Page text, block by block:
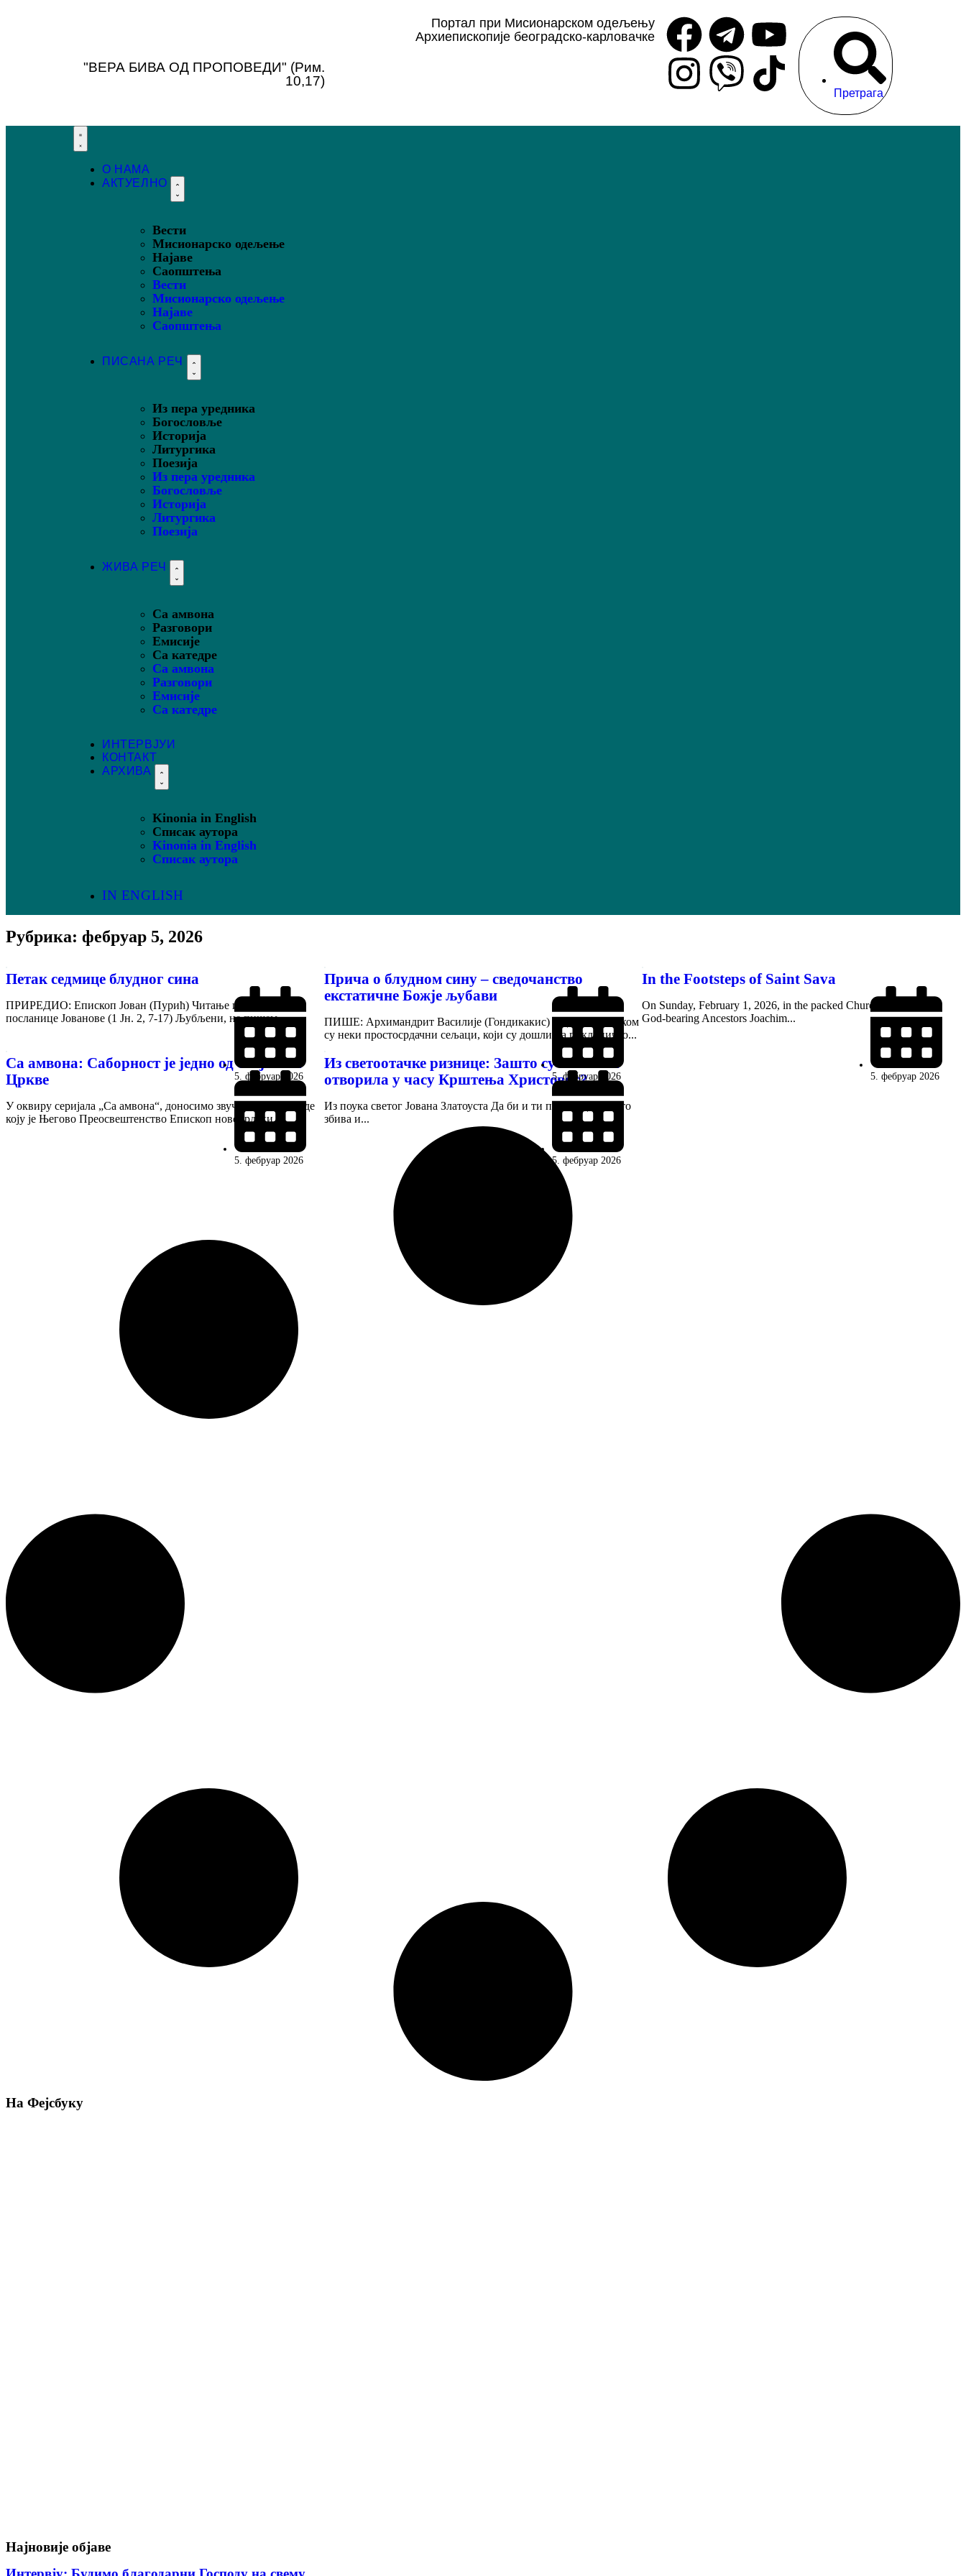
"ВЕРА БИВА ОД ПРОПОВЕДИ" (Рим.
10,17)
Портал при Мисионарском одељењу
Архиепископије београдско-карловачке
Претрага
О НАМА
АКТУЕЛНО
Вести
Мисионарско одељење
Најаве
Саопштења
Вести
Мисионарско одељење
Најаве
Саопштења
ПИСАНА РЕЧ
Из пера уредника
Богословље
Историја
Литургика
Поезија
Из пера уредника
Богословље
Историја
Литургика
Поезија
ЖИВА РЕЧ
Са амвона
Разговори
Емисије
Са катедре
Са амвона
Разговори
Емисије
Са катедре
ИНТЕРВЈУИ
КОНТАКТ
АРХИВА
Kinonia in English
Списак аутора
Kinonia in English
Списак аутора
IN ENGLISH
Рубрика: фебруар 5, 2026
Петак седмице блудног сина
5. фебруар 2026
ПРИРЕДИО: Епископ Јован (Пурић) Читање из Прве
посланице Јованове (1 Јн. 2, 7-17) Љубљени, не пишем...
Прича о блудном сину – сведочанство
екстатичне Божје љубави
5. фебруар 2026
ПИШЕ: Архимандрит Василије (Гондикакис) Једном приликом
су неки простосрдачни сељаци, који су дошли на поклоничко...
In the Footsteps of Saint Sava
5. фебруар 2026
On Sunday, February 1, 2026, in the packed Church of the Holy
God-bearing Ancestors Joachim...
Са амвона: Саборност је једно од својстава
Цркве
5. фебруар 2026
У оквиру серијала „Са амвона“, доносимо звучни запис беседе
коју је Његово Преосвештенство Епископ новобрдски...
Из светоотачке ризнице: Зашто су се небеса
отворила у часу Крштења Христовог?
5. фебруар 2026
Из поука светог Јована Златоуста Да би и ти познао да се исто
збива и...
На Фејсбуку
Најновије објаве